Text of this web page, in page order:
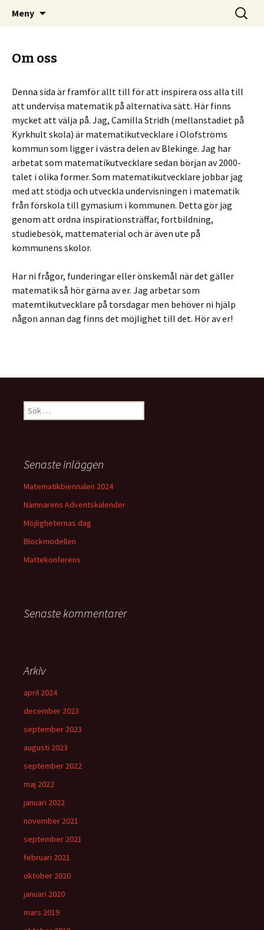
Matematik i Olofström
– din infosida för matematik i Olofström
Meny
Sök
efter:
Om oss
Denna sida är framför allt till för att inspirera oss alla till
att undervisa matematik på alternativa sätt. Här finns
mycket att välja på. Jag, Camilla Stridh (mellanstadiet på
Kyrkhult skola) är matematikutvecklare i Olofströms
kommun som ligger i västra delen av Blekinge. Jag har
arbetat som matematikutvecklare sedan början av 2000-
talet i olika former. Som matematikutvecklare jobbar jag
med att stödja och utveckla undervisningen i matematik
från förskola till gymasium i kommunen. Detta gör jag
genom att ordna inspirationsträffar, fortbildning,
studiebesök, mattematerial och är även ute på
kommunens skolor.
Har ni frågor, funderingar eller önskemål när det gäller
matematik så hör gärna av er. Jag arbetar som
matemtikutvecklare på torsdagar men behöver ni hjälp
någon annan dag finns det möjlighet till det. Hör av er!
Sök
efter:
Senaste inläggen
Matematikbiennalen 2024
Nämnarens Adventskalender
Möjligheternas dag
Blockmodellen
Mattekonferens
Senaste kommentarer
Arkiv
april 2024
december 2023
september 2023
augusti 2023
september 2022
maj 2022
januari 2022
november 2021
september 2021
februari 2021
oktober 2020
januari 2020
mars 2019